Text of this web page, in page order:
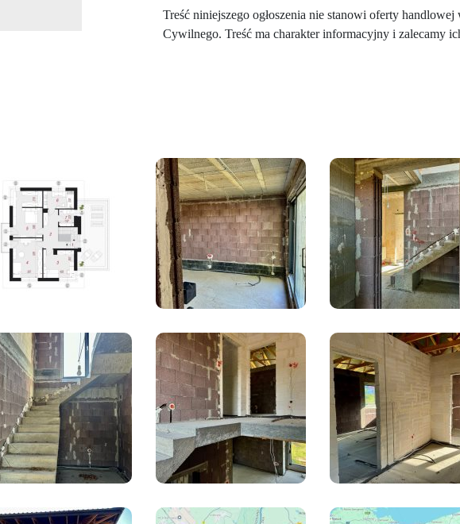
Treść niniejszego ogłoszenia nie stanowi oferty
Cywilnego. Treść ma charakter informacyjny i zalecamy